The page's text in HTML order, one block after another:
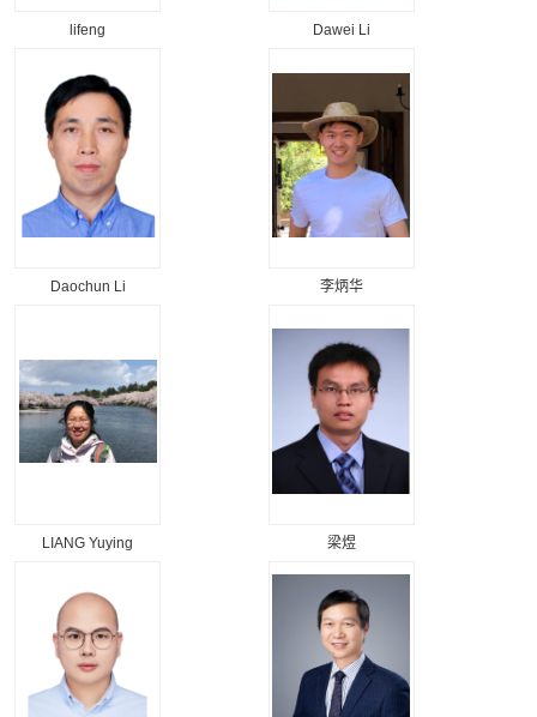
lifeng Dawei Li
Daochun Li 李炳华
LIANG Yuying 梁煜